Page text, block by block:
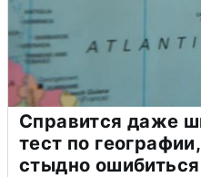
Справится даже
тест по
стыдно ошибиться